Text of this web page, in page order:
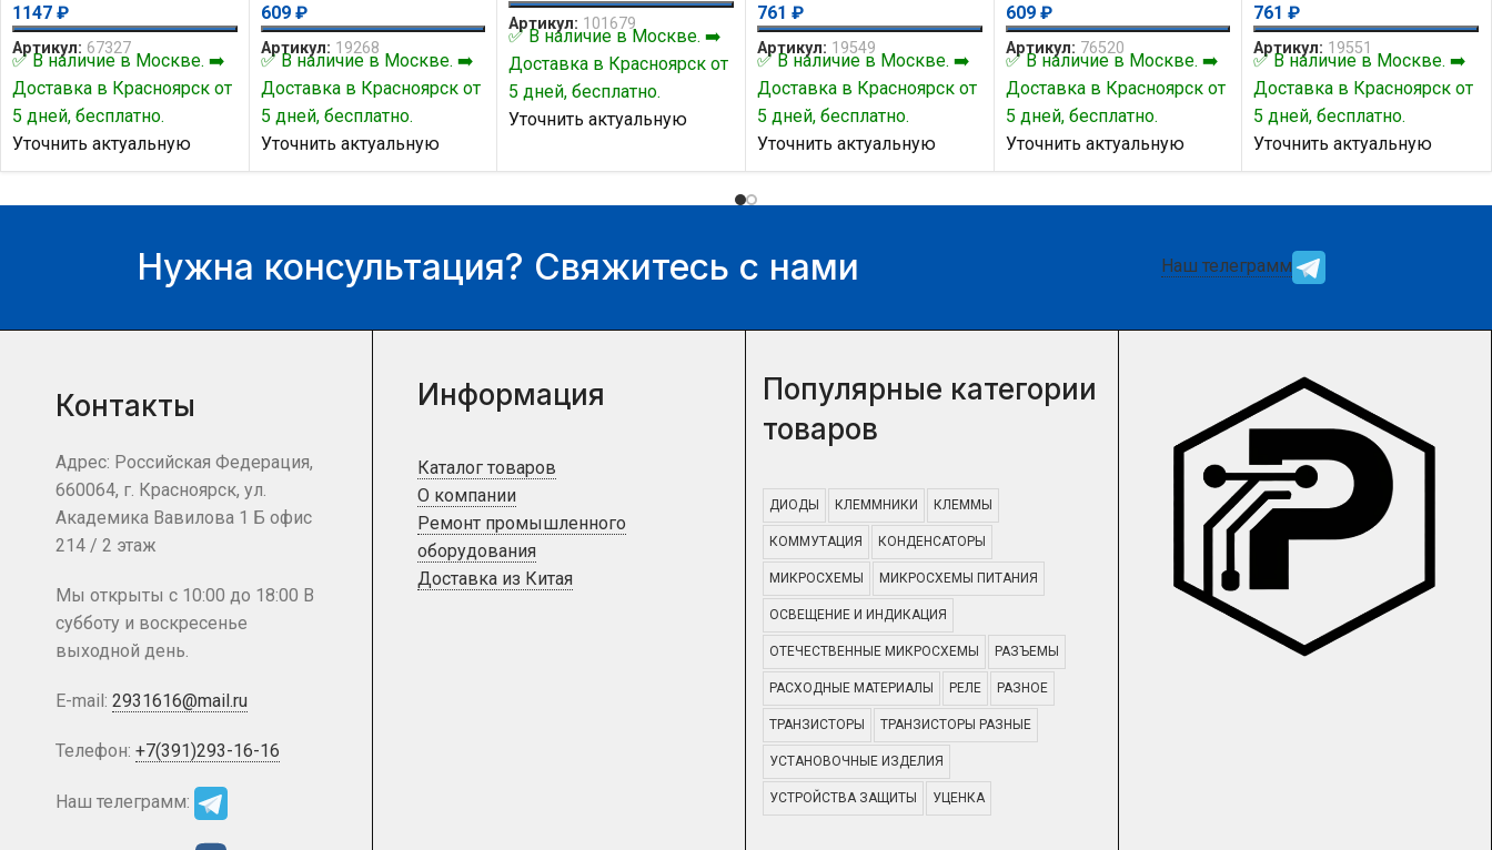
1147 ₽
Артикул: 67327
✅ В наличие в Москве. ➡️
Доставка в Красноярск от
5 дней, бесплатно.
Уточнить актуальную
цену и наличие товара Вы
609 ₽
Артикул: 19268
✅ В наличие в Москве. ➡️
Доставка в Красноярск от
5 дней, бесплатно.
Уточнить актуальную
цену и наличие товара Вы
Артикул: 101679
✅ В наличие в Москве. ➡️
Доставка в Красноярск от
5 дней, бесплатно.
Уточнить актуальную
можете у нашего
менеджера.
761 ₽
Артикул: 19549
✅ В наличие в Москве. ➡️
Доставка в Красноярск от
5 дней, бесплатно.
Уточнить актуальную
цену и наличие товара Вы
можете у нашего
609 ₽
Артикул: 76520
✅ В наличие в Москве. ➡️
Доставка в Красноярск от
5 дней, бесплатно.
Уточнить актуальную
цену и наличие товара Вы
761₽
Артикул: 19551
✅ В наличие в Москве. ➡️
Доставка в Красноярск от
5 дней, бесплатно.
Уточнить актуальную
цену и наличие товара Вы
Нужна консультация? Свяжитесь с нами Наш телеграмм
Контакты
Адрес: Российская Федерация,
660064, г. Красноярск, ул.
Академика Вавилова 1 Б офис
214 / 2 этаж
Мы открыты с 10:00 до 18:00 В
субботу и воскресенье
выходной день.
E-mail: 2931616@mail.ru
Телефон: +7(391)293-16-16
Наш телеграмм:
Информация
Каталог товаров
О компании
Ремонт промышленного
оборудования
Доставка из Китая
Популярные категории
товаров
ДИОДЫ КЛЕММНИКИ КЛЕММЫ
КОММУТАЦИЯ КОНДЕНСАТОРЫ
МИКРОСХЕМЫ МИКРОСХЕМЫ ПИТАНИЯ
ОСВЕЩЕНИЕ И ИНДИКАЦИЯ
ОТЕЧЕСТВЕННЫЕ МИКРОСХЕМЫ РАЗЪЕМЫ
РАСХОДНЫЕ МАТЕРИАЛЫ РЕЛЕ РАЗНОЕ
ТРАНЗИСТОРЫ ТРАНЗИСТОРЫ РАЗНЫЕ
УСТАНОВОЧНЫЕ ИЗДЕЛИЯ
УСТРОЙСТВА ЗАЩИТЫ УЦЕНКА